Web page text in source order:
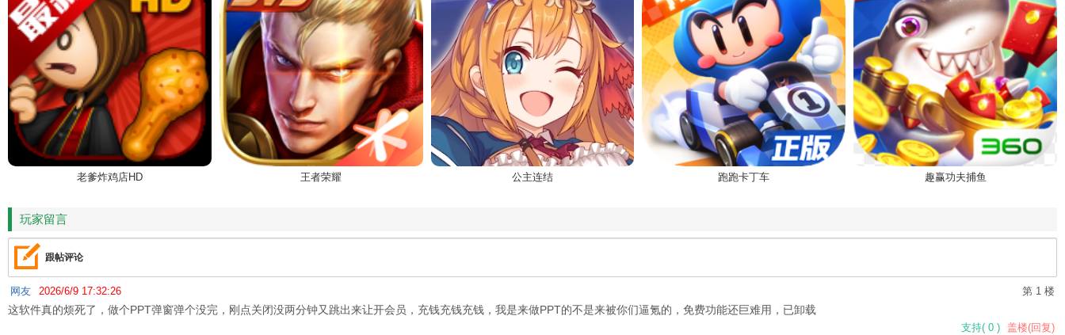
老爹炸鸡店HD 王者荣耀 公主连结 跑跑卡丁车 趣赢功夫捕鱼
玩家留言
跟帖评论
第 1 楼
网友 2026/6/9 17:32:26
这软件真的烦死了，做个PPT弹窗弹个没完，刚点关闭没两分钟又跳出来让开会员，充钱充钱充钱，我是来做PPT的不是来被你们逼氪的，免费功能还巨难用，已卸载
支持( 0 ) 盖楼(回复)